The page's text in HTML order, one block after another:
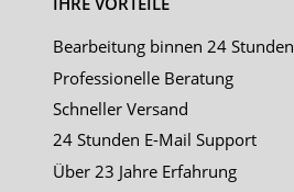
Bearbeitung binnen 24 Stunden
Professionelle Beratung
Schneller Versand
24 Stunden E-Mail Support
Über 23 Jahre Erfahrung